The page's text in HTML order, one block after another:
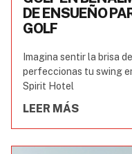
DE ENSUEÑO
GOLF
Imagina sentir la brisa
perfeccionas tu swing
Spirit Hotel
LEER MÁS